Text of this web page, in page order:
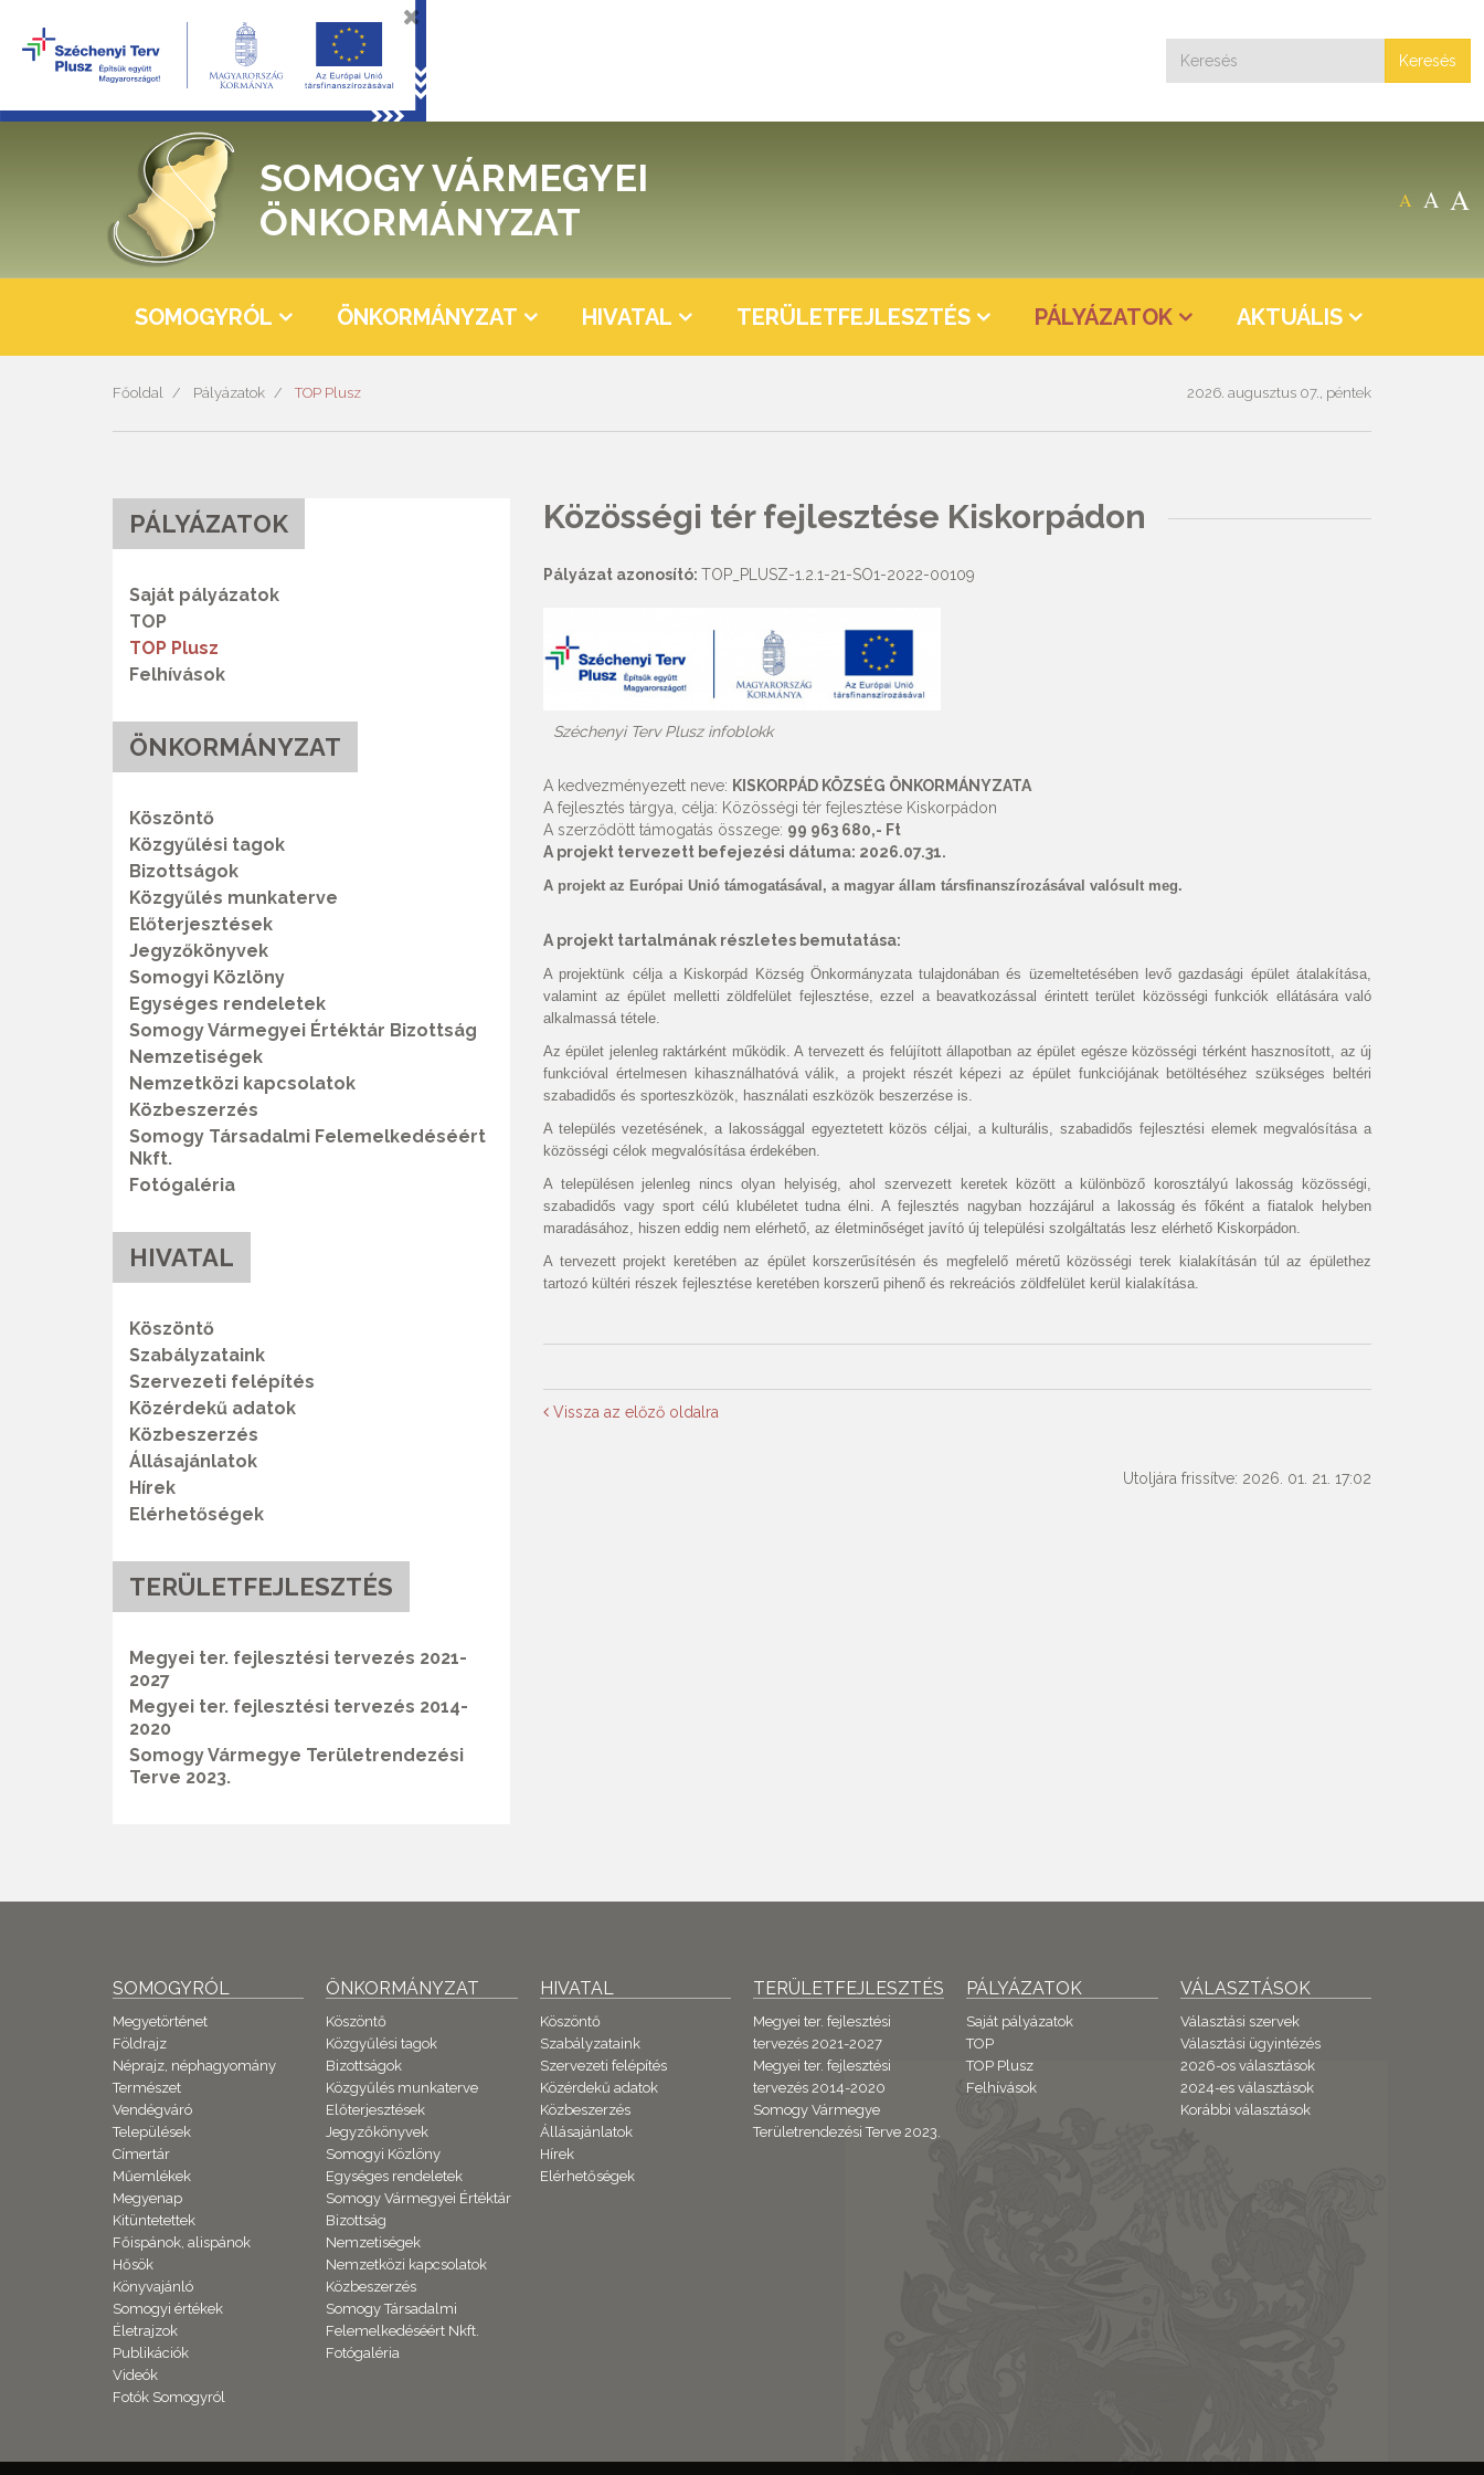
Keresés
A A A
SOMOGY VÁRMEGYEI
ÖNKORMÁNYZAT
SOMOGYRÓL ÖNKORMÁNYZAT HIVATAL TERÜLETFEJLESZTÉS PÁLYÁZATOK AKTUÁLIS
Főoldal Pályázatok TOP Plusz 2026. augusztus 07., péntek
PÁLYÁZATOK
Saját pályázatok
TOP
TOP Plusz
Felhívások
ÖNKORMÁNYZAT
Köszöntő
Közgyűlési tagok
Bizottságok
Közgyűlés munkaterve
Előterjesztések
Jegyzőkönyvek
Somogyi Közlöny
Egységes rendeletek
Somogy Vármegyei Értéktár Bizottság
Nemzetiségek
Nemzetközi kapcsolatok
Közbeszerzés
Somogy Társadalmi Felemelkedéséért
Nkft.
Fotógaléria
HIVATAL
Köszöntő
Szabályzataink
Szervezeti felépítés
Közérdekű adatok
Közbeszerzés
Állásajánlatok
Hírek
Elérhetőségek
TERÜLETFEJLESZTÉS
Megyei ter. fejlesztési tervezés 2021-
2027
Megyei ter. fejlesztési tervezés 2014-
2020
Somogy Vármegye Területrendezési
Terve 2023.
Közösségi tér fejlesztése Kiskorpádon
Pályázat azonosító: TOP_PLUSZ-1.2.1-21-SO1-2022-00109
Széchenyi Terv Plusz infoblokk
A kedvezményezett neve: KISKORPÁD KÖZSÉG ÖNKORMÁNYZATA
A fejlesztés tárgya, célja: Közösségi tér fejlesztése Kiskorpádon
A szerződött támogatás összege: 99 963 680,- Ft
A projekt tervezett befejezési dátuma: 2026.07.31.
A projekt az Európai Unió támogatásával, a magyar állam társfinanszírozásával valósult meg.
A projekt tartalmának részletes bemutatása:
A projektünk célja a Kiskorpád Község Önkormányzata tulajdonában és üzemeltetésében levő gazdasági épület átalakítása,
valamint az épület melletti zöldfelület fejlesztése, ezzel a beavatkozással érintett terület közösségi funkciók ellátására való
alkalmassá tétele.
Az épület jelenleg raktárként működik. A tervezett és felújított állapotban az épület egésze közösségi térként hasznosított, az új
funkcióval értelmesen kihasználhatóvá válik, a projekt részét képezi az épület funkciójának betöltéséhez szükséges beltéri
szabadidős és sporteszközök, használati eszközök beszerzése is.
A település vezetésének, a lakossággal egyeztetett közös céljai, a kulturális, szabadidős fejlesztési elemek megvalósítása a
közösségi célok megvalósítása érdekében.
A településen jelenleg nincs olyan helyiség, ahol szervezett keretek között a különböző korosztályú lakosság közösségi,
szabadidős vagy sport célú klubéletet tudna élni. A fejlesztés nagyban hozzájárul a lakosság és főként a fiatalok helyben
maradásához, hiszen eddig nem elérhető, az életminőséget javító új települési szolgáltatás lesz elérhető Kiskorpádon.
A tervezett projekt keretében az épület korszerűsítésén és megfelelő méretű közösségi terek kialakításán túl az épülethez
tartozó kültéri részek fejlesztése keretében korszerű pihenő és rekreációs zöldfelület kerül kialakítása.
Vissza az előző oldalra
Utoljára frissítve: 2026. 01. 21. 17:02
SOMOGYRÓL
Megyetörténet
Földrajz
Néprajz, néphagyomány
Természet
Vendégváró
Települések
Címertár
Műemlékek
Megyenap
Kitüntetettek
Főispánok, alispánok
Hősök
Könyvajánló
Somogyi értékek
Életrajzok
Publikációk
Videók
Fotók Somogyról
ÖNKORMÁNYZAT
Köszöntő
Közgyűlési tagok
Bizottságok
Közgyűlés munkaterve
Előterjesztések
Jegyzőkönyvek
Somogyi Közlöny
Egységes rendeletek
Somogy Vármegyei Értéktár
Bizottság
Nemzetiségek
Nemzetközi kapcsolatok
Közbeszerzés
Somogy Társadalmi
Felemelkedéséért Nkft.
Fotógaléria
HIVATAL
Köszöntő
Szabályzataink
Szervezeti felépítés
Közérdekű adatok
Közbeszerzés
Állásajánlatok
Hírek
Elérhetőségek
TERÜLETFEJLESZTÉS
Megyei ter. fejlesztési
tervezés 2021-2027
Megyei ter. fejlesztési
tervezés 2014-2020
Somogy Vármegye
Területrendezési Terve 2023.
PÁLYÁZATOK
Saját pályázatok
TOP
TOP Plusz
Felhívások
VÁLASZTÁSOK
Választási szervek
Választási ügyintézés
2026-os választások
2024-es választások
Korábbi választások